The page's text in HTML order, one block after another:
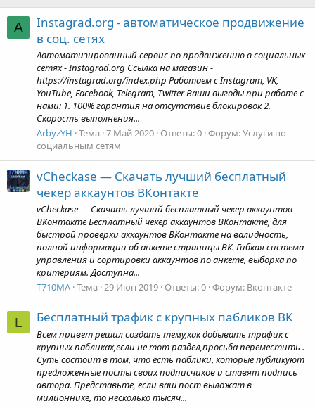
A
Instagrad.org - автоматическое продвижение
в соц. сетях
Автоматизированный сервис по продвижению в социальных
сетях - Instagrad.org Ссылка на магазин -
https://instagrad.org/index.php Работаем с Instagram, VK,
YouTube, Facebook, Telegram, Twitter Ваши выгоды при работе с
нами: 1. 100% гарантия на отсутствие блокировок 2.
Скорость выполнения...
ArbyzYH Тема 7 Май 2020 Ответы: 0 Форум:Услуги по
социальным сетям
vCheckase — Скачать лучший бесплатный
чекер аккаунтов ВКонтакте
vCheckase — Скачать лучший бесплатный чекер аккаунтов
ВКонтакте Бесплатный чекер аккаунтов ВКонтакте, для
быстрой проверки аккаунтов ВКонтакте на валидность,
полной информации об анкете страницы ВК. Гибкая система
управления и сортировки аккаунтов по анкете, выборка по
критериям. Доступна...
T710MA Тема 29 Июн 2019 Ответы: 0 Форум: Вконтакте
L Бесплатный трафик с крупных пабликов ВК
Всем привет решил создать тему,как добывать трафик с
крупных пабликах,если не тот раздел,просьба переместить .
Суть состоит в том, что есть паблики, которые публикуют
предложенные посты своих подписчиков и ставят подпись
автора. Представьте, если ваш пост выложат в
милионнике, то несколько тысяч...